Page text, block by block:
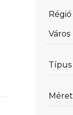
Régió
Város
Típus
Méret